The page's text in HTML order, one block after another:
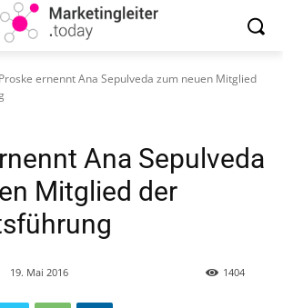
Proske ernennt Ana Sepulveda zum neuen Mitglied
Ana Sepulveda
Mitglied der
19. Mai 2016 1404